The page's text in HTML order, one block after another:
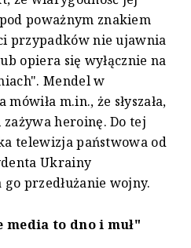
poważnym znakiem
przypadków nie ujawnia
opiera się wyłącznie na
Mendel w
m.in., że słyszała,
zażywa heroinę. Do tej
telewizja państwowa od
Ukrainy
przedłużanie wojny.
to dno i muł"